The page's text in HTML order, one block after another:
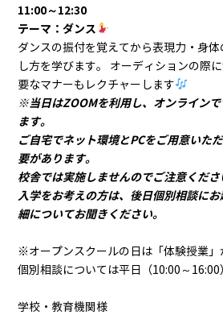
11:00～12:30
テーマ：ダンス
ダンスの振付を覚えてから表現力・身
し方を学びます。 オーディションの際
要なマナーもレクチャーします
※当日はZOOMを利用し、オンライン
ます。
ご自宅でネット環境とPCをご用意いた
要があります。
校舎では実施しませんのでご注意くださ
入学をお考えの方は、後日個別相談に
細についてお聞きください。
※オープンスクールの日は「体験授業」
個別相談については平日（10:00～16:00
学校・教育機関様